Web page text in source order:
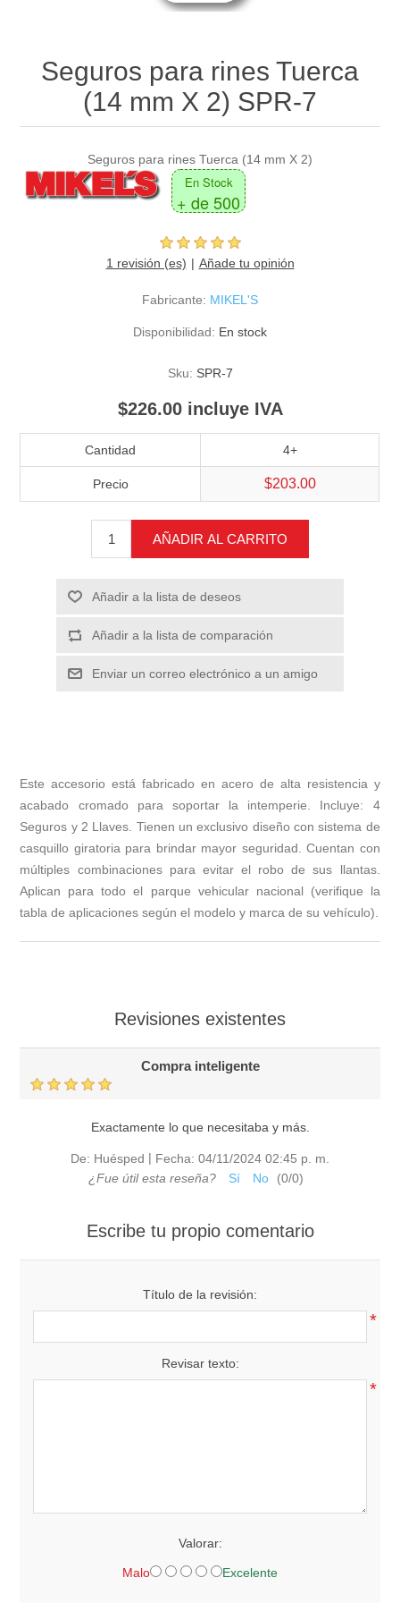
Seguros para rines Tuerca
(14 mm X 2) SPR-7
Seguros para rines Tuerca (14 mm X 2)
En Stock
+ de 500
1 revisión (es) Añade tu opinión
Fabricante: MIKEL'S
Disponibilidad: En stock
Sku: SPR-7
$226.00 incluye IVA
Cantidad 4+
Precio $203.00
AÑADIR AL CARRITO
Añadir a la lista de deseos
Añadir a la lista de comparación
Enviar un correo electrónico a un amigo
Este accesorio está fabricado en acero de alta resistencia y
acabado cromado para soportar la intemperie. Incluye: 4
Seguros y 2 Llaves. Tienen un exclusivo diseño con sistema de
casquillo giratoria para brindar mayor seguridad. Cuentan con
múltiples combinaciones para evitar el robo de sus llantas.
Aplican para todo el parque vehicular nacional (verifique la
tabla de aplicaciones según el modelo y marca de su vehículo).
Revisiones existentes
Compra inteligente
Exactamente lo que necesitaba y más.
De: Huésped | Fecha: 04/11/2024 02:45 p. m.
¿Fue útil esta reseña?
Sí No (0/0)
Escribe tu propio comentario
Título de la revisión:
*
Revisar texto:
*
Valorar:
Malo Excelente